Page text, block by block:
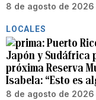
8 de agosto de 2026
LOCALES
Puerto
Japón y Sudáfrica
próxima Reserva
Isabela: “Esto es
8 de agosto de 2026